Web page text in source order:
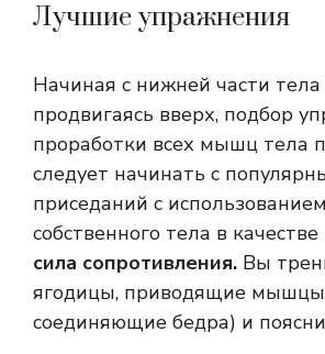
Лучшие упражнения
Начиная с нижней части тела
продвигаясь вверх, подбор
проработки всех мышц тела
следует начинать с
приседаний с использованием
собственного тела в качестве
сила сопротивления. Вы
ягодицы, приводящие
соединяющие бедра) и